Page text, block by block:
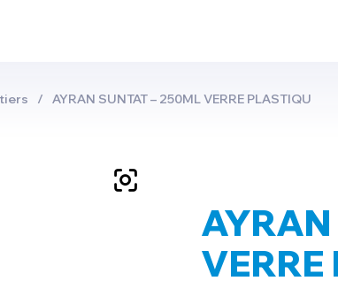
/ AYRAN SUNTAT – 250ML VERRE PLASTIQU
AYRAN
VERRE